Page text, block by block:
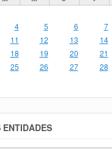
4 5 6 7
11 12 13 14
18 19 20 21
25 26 27 28
ENTIDADES